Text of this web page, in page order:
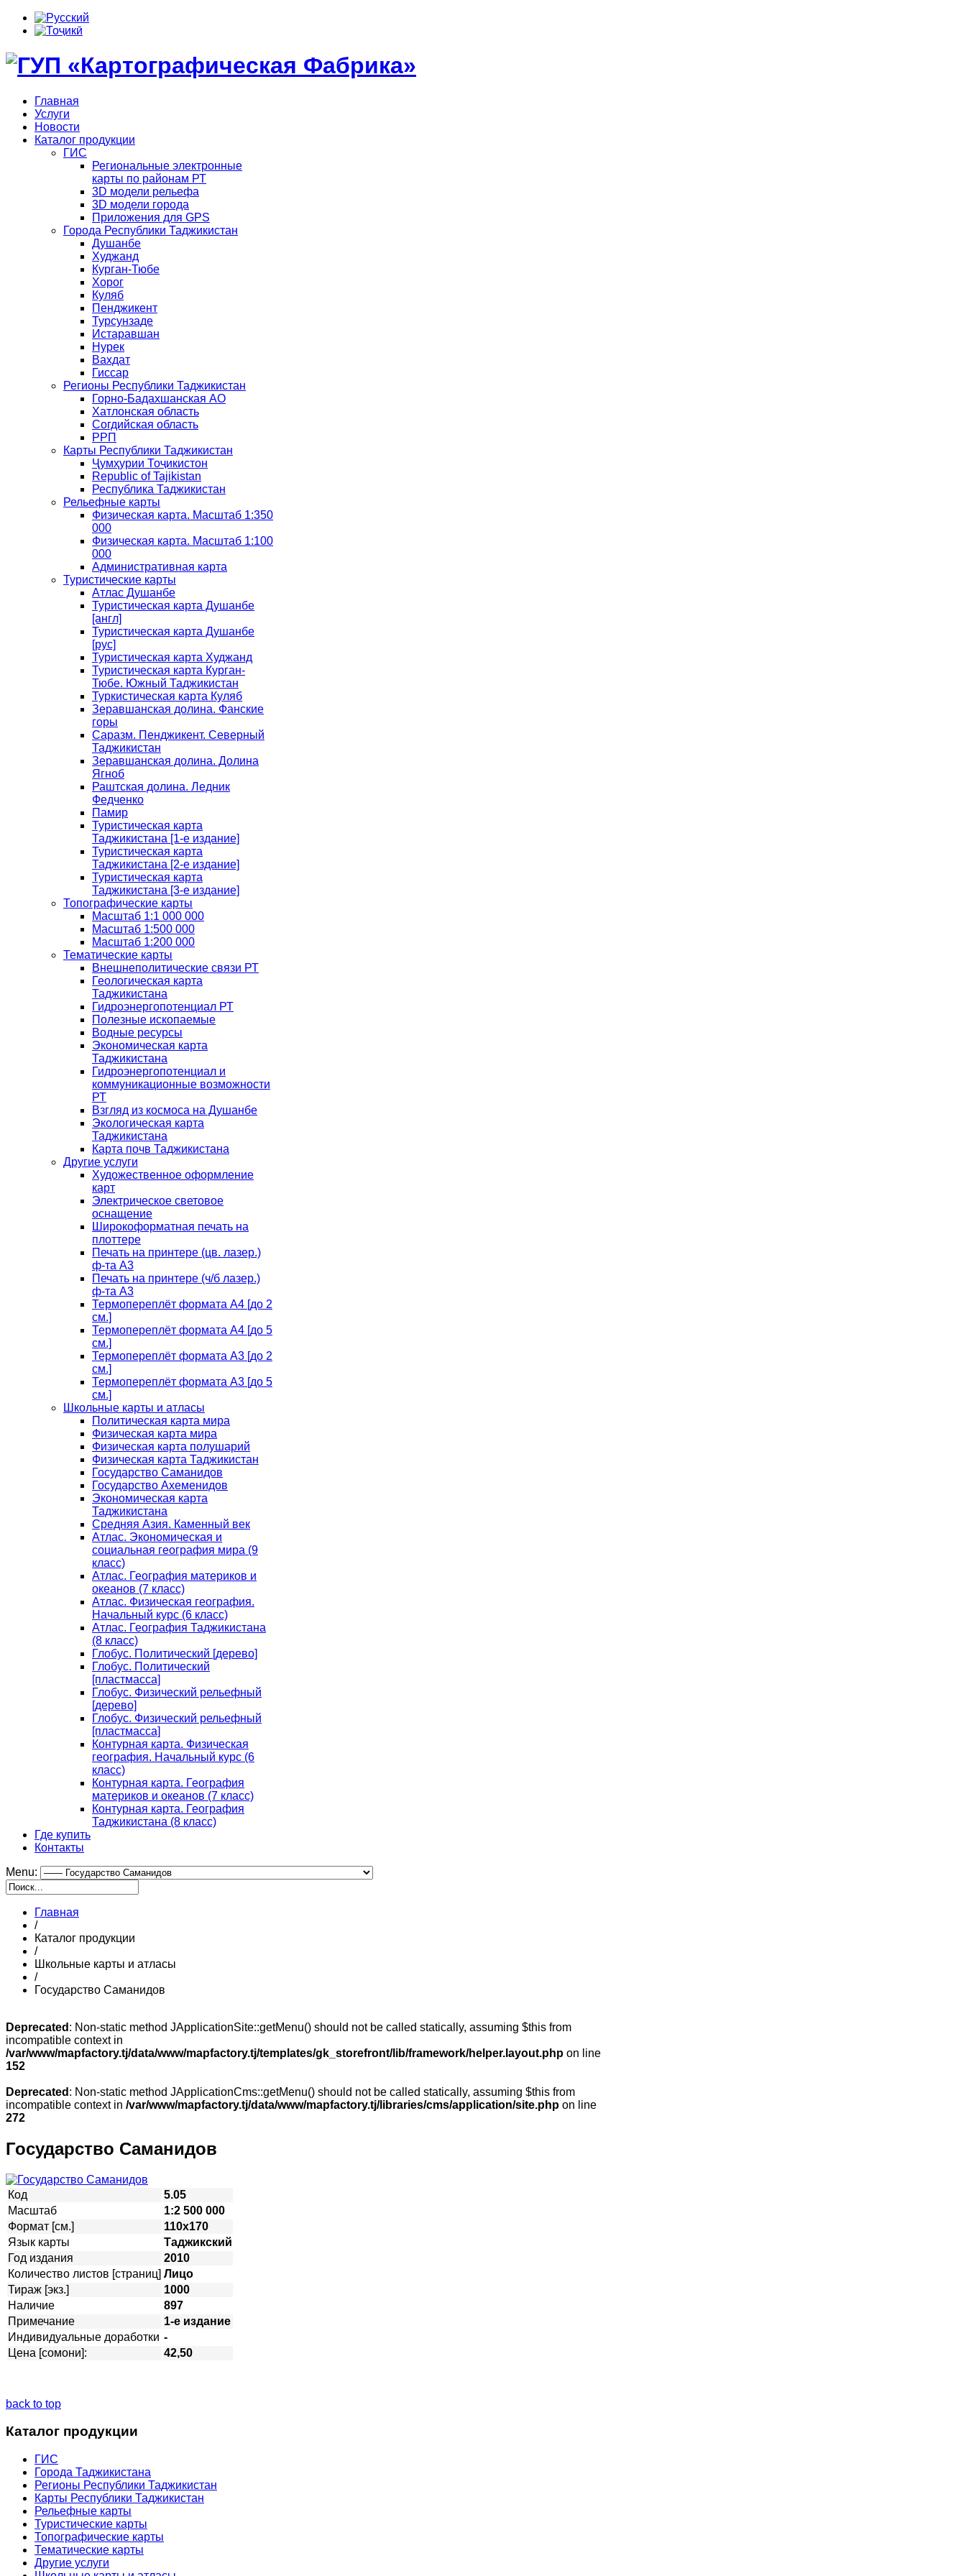
Главная
Услуги
Новости
Каталог продукции
ГИС
Региональные электронные
карты по районам РТ
3D модели рельефа
3D модели города
Приложения для GPS
Города Республики Таджикистан
Душанбе
Худжанд
Курган-Тюбе
Хорог
Куляб
Пенджикент
Турсунзаде
Истаравшан
Нурек
Вахдат
Гиссар
Регионы Республики Таджикистан
Горно-Бадахшанская АО
Хатлонская область
Согдийская область
РРП
Карты Республики Таджикистан
Ҷумҳурии Тоҷикистон
Republic of Tajikistan
Республика Таджикистан
Рельефные карты
Физическая карта. Масштаб 1:350
000
Физическая карта. Масштаб 1:100
000
Административная карта
Туристические карты
Атлас Душанбе
Туристическая карта Душанбе
[англ]
Туристическая карта Душанбе
[рус]
Туристическая карта Худжанд
Туристическая карта Курган-
Тюбе. Южный Таджикистан
Туркистическая карта Куляб
Зеравшанская долина. Фанские
горы
Саразм. Пенджикент. Северный
Таджикистан
Зеравшанская долина. Долина
Ягноб
Раштская долина. Ледник
Федченко
Памир
Туристическая карта
Таджикистана [1-е издание]
Туристическая карта
Таджикистана [2-е издание]
Туристическая карта
Таджикистана [3-е издание]
Топографические карты
Масштаб 1:1 000 000
Масштаб 1:500 000
Масштаб 1:200 000
Тематические карты
Внешнеполитические связи РТ
Геологическая карта
Таджикистана
Гидроэнергопотенциал РТ
Полезные ископаемые
Водные ресурсы
Экономическая карта
Таджикистана
Гидроэнергопотенциал и
коммуникационные возможности
РТ
Взгляд из космоса на Душанбе
Экологическая карта
Таджикистана
Карта почв Таджикистана
Другие услуги
Художественное оформление
карт
Электрическое световое
оснащение
Широкоформатная печать на
плоттере
Печать на принтере (цв. лазер.)
ф-та А3
Печать на принтере (ч/б лазер.)
ф-та А3
Термопереплёт формата А4 [до 2
см.]
Термопереплёт формата А4 [до 5
см.]
Термопереплёт формата А3 [до 2
см.]
Термопереплёт формата А3 [до 5
см.]
Школьные карты и атласы
Политическая карта мира
Физическая карта мира
Физическая карта полушарий
Физическая карта Таджикистан
Государство Саманидов
Государство Ахеменидов
Экономическая карта
Таджикистана
Средняя Азия. Каменный век
Атлас. Экономическая и
социальная география мира (9
класс)
Атлас. География материков и
океанов (7 класс)
Атлас. Физическая география.
Начальный курс (6 класс)
Атлас. География Таджикистана
(8 класс)
Глобус. Политический [дерево]
Глобус. Политический
[пластмасса]
Глобус. Физический рельефный
[дерево]
Глобус. Физический рельефный
[пластмасса]
Контурная карта. Физическая
география. Начальный курс (6
класс)
Контурная карта. География
материков и океанов (7 класс)
Контурная карта. География
Таджикистана (8 класс)
Где купить
Контакты
Menu:
Главная
/
Каталог продукции
/
Школьные карты и атласы
/
Государство Саманидов
Deprecated : Non-static method JApplicationSite::getMenu() should not be called statically, assuming $this from
incompatible context in
/var/www/mapfactory.tj/data/www/mapfactory.tj/templates/gk_storefront/lib/framework/helper.layout.php on line
152
Deprecated : Non-static method JApplicationCms::getMenu() should not be called statically, assuming $this from
incompatible context in /var/www/mapfactory.tj/data/www/mapfactory.tj/libraries/cms/application/site.php on line
272
Государство Саманидов
Код
5.05
Масштаб
1:2 500 000
Формат [см.]
110х170
Язык карты
Таджикский
Год издания
2010
Количество листов [страниц] Лицо
Тираж [экз.]
1000
Наличие
897
Примечание
1-е издание
Индивидуальные доработки -
Цена [сомони]:
42,50
back to top
Каталог продукции
ГИС
Города Таджикистана
Регионы Республики Таджикистан
Карты Республики Таджикистан
Рельефные карты
Туристические карты
Топографические карты
Тематические карты
Другие услуги